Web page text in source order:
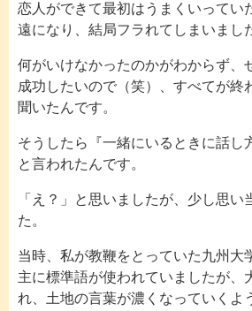
恋人ができて最初はうまくいってい
遠になり、結局フラれてしまいまし
何がいけなかったのかがわからず、
成功したいので（笑）、すべてが終
聞いたんです。
そうしたら『一緒にいるときに話し
と言われたんです。
「え？」と思いましたが、少し思い
た。
当時、私が教鞭をとっていた九州大
主に標準語が使われていましたが、
れ、土地の言葉が濃くなっていくよ